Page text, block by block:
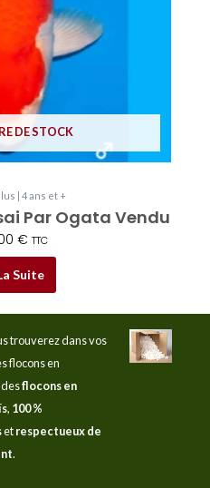
DE STOCK
| 4 ans et +
Par Ogata Vendu
€ TTC
Suite
trouverez dans vos
flocons en
flocons en
, 100 %
etrespectueux de
.